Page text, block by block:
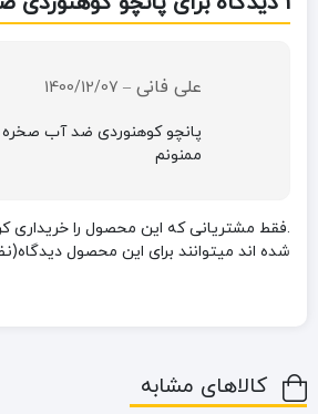
علی فانی –
1400/12/07
پانچو کوهنوردی ضد آب صخره
ممنونم
.فقط مشتریانی که این محصول را خریداری
شده اند میتوانند برای این محصول
کالاهای مشابه